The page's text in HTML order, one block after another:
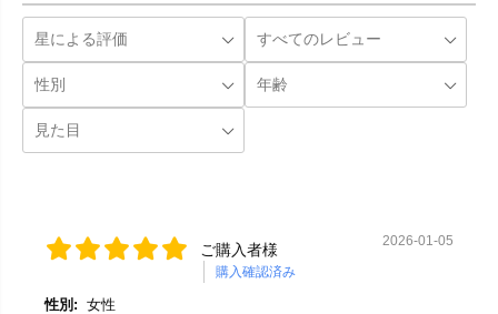
ご購入者様
購入確認済み
2026-01-05
性別: 女性